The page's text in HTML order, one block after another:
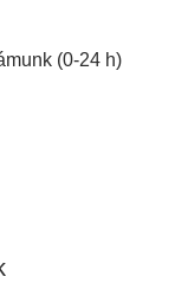
(0-24 h)